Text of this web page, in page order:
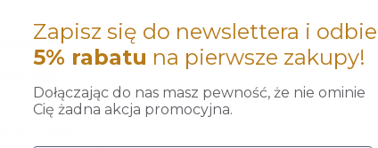
o
można
Zapisz się do newslettera i
5% rabatu na pierwsze zakupy!
Dołączając do nas masz pewność, że nie ominie
Cię żadna akcja promocyjna.